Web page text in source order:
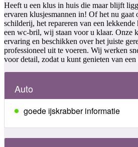
Heeft u een klus in huis die maar blijft
ervaren klusjesmannen in! Of het nu gaat
schilderij, het repareren van een
een wc-bril, wij staan voor u klaar. Onze
ervaring en beschikken over het juiste
professioneel uit te voeren. Wij werken
voor detail, zodat u kunt genieten van een
Auto
goede ijskrabber informatie